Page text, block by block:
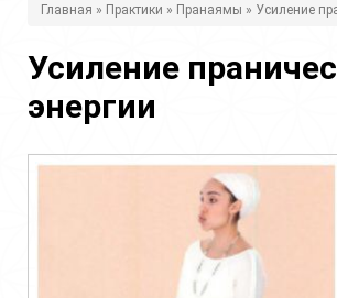
д
е
Главная » Практики » Пранаямы » Усиление
Усиление
энергии